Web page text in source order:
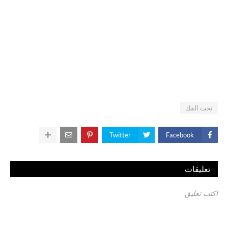
نحت الفك
Facebook
Twitter
تعليقات
اكتب تعليق